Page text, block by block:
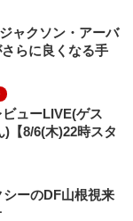
ャクソン・アーバ
らに良くなる手
ューLIVE(ゲス
【8/6(木)22時スタ
ーのDF山根視来